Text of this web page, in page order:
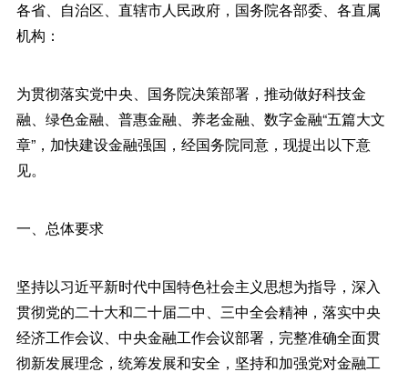
各省、自治区、直辖市人民政府，国务院各部委、各直属
机构：
为贯彻落实党中央、国务院决策部署，推动做好科技金
融、绿色金融、普惠金融、养老金融、数字金融“五篇大文
章”，加快建设金融强国，经国务院同意，现提出以下意
见。
一、总体要求
坚持以习近平新时代中国特色社会主义思想为指导，深入
贯彻党的二十大和二十届二中、三中全会精神，落实中央
经济工作会议、中央金融工作会议部署，完整准确全面贯
彻新发展理念，统筹发展和安全，坚持和加强党对金融工